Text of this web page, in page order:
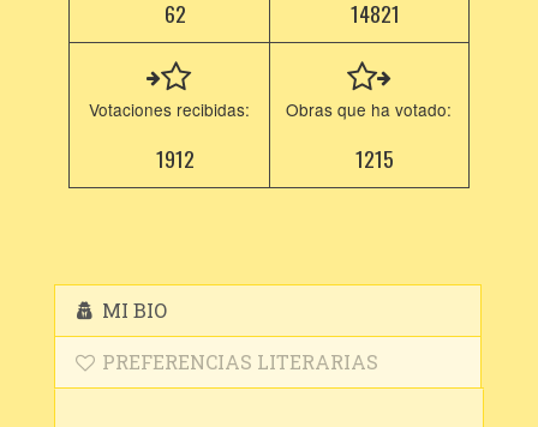
62 14821
Votaciones recibidas:
1912
Obras que ha votado:
1215
MI BIO
PREFERENCIAS LITERARIAS